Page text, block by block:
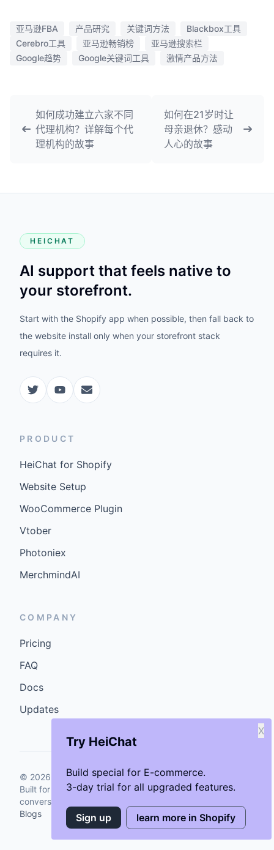
Try HeiChat
Build special for E-commerce.
3-day trial for all upgraded features.
X
Sign up learn more in Shopify
亚马逊FBA 产品研究 关键词方法
Blackbox工具
Cerebro工具
亚马逊畅销榜
亚马逊搜索栏
Google趋势
Google关键词工具 激情产品方法
如何成功建立六家不同
代理机构？详解每个代
理机构的故事
如何在21岁时让
母亲退休？感动
人心的故事
HEICHAT
AI support that feels native to
your storefront.
Start with the Shopify app when possible, then fall back to
the website install only when your storefront stack
requires it.
PRODUCT
HeiChat for Shopify
Website Setup
WooCommerce Plugin
Vtober
Photoniex
MerchmindAI
COMPANY
Pricing
FAQ
Docs
Updates
© 2026 GenCybers Inc. All rights reserved.
Built for storefronts that want faster answers and cleaner
conversions.
Blogs